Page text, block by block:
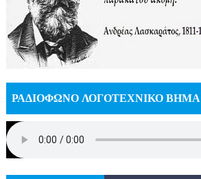
ΡΑΔΙΟΦΩΝΟ ΛΟΓΟΤΕΧΝΙΚΟ ΒΗΜΑ